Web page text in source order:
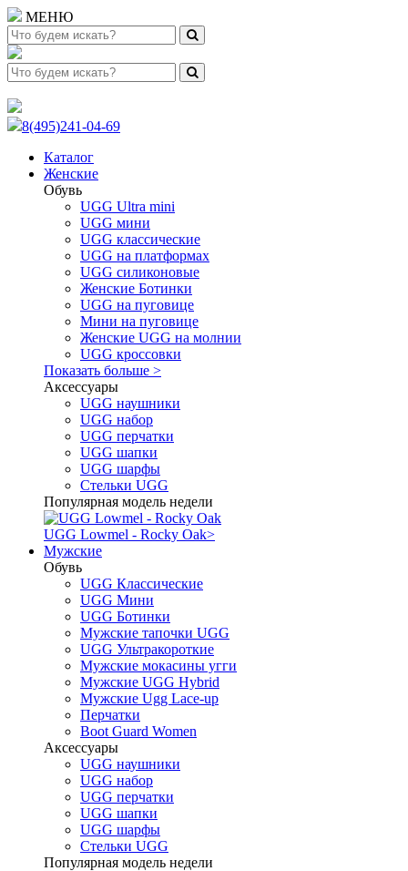
МЕНЮ
8(495)241-04-69
Каталог
Женские
Обувь
UGG Ultra mini
UGG мини
UGG классические
UGG на платформах
UGG силиконовые
Женские Ботинки
UGG на пуговице
Мини на пуговице
Женские UGG на молнии
UGG кроссовки
Показать больше >
Аксессуары
UGG наушники
UGG набор
UGG перчатки
UGG шапки
UGG шарфы
Стельки UGG
Популярная модель недели
UGG Lowmel - Rocky Oak>
Мужские
Обувь
UGG Классические
UGG Мини
UGG Ботинки
Мужские тапочки UGG
UGG Ультракороткие
Мужские мокасины угги
Мужские UGG Hybrid
Мужские Ugg Lace-up
Перчатки
Boot Guard Women
Аксессуары
UGG наушники
UGG набор
UGG перчатки
UGG шапки
UGG шарфы
Стельки UGG
Популярная модель недели